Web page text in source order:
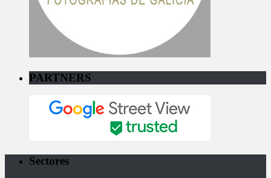
PARTNERS
Sectores